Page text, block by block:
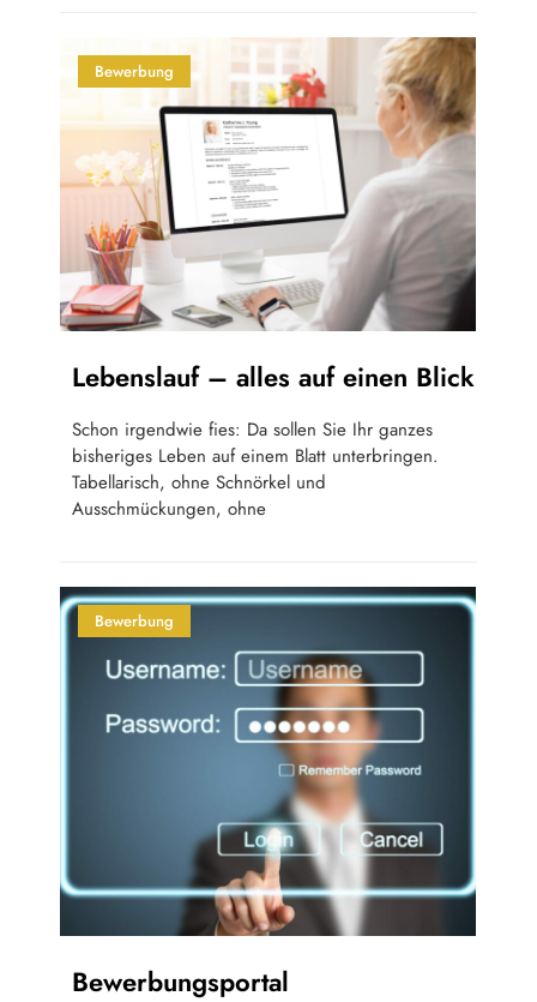
Bewerbung
Lebenslauf – alles auf einen Blick
Schon irgendwie fies: Da sollen Sie Ihr ganzes
bisheriges Leben auf einem Blatt unterbringen.
Tabellarisch, ohne Schnörkel und
Ausschmückungen, ohne
Bewerbung
Bewerbungsportal